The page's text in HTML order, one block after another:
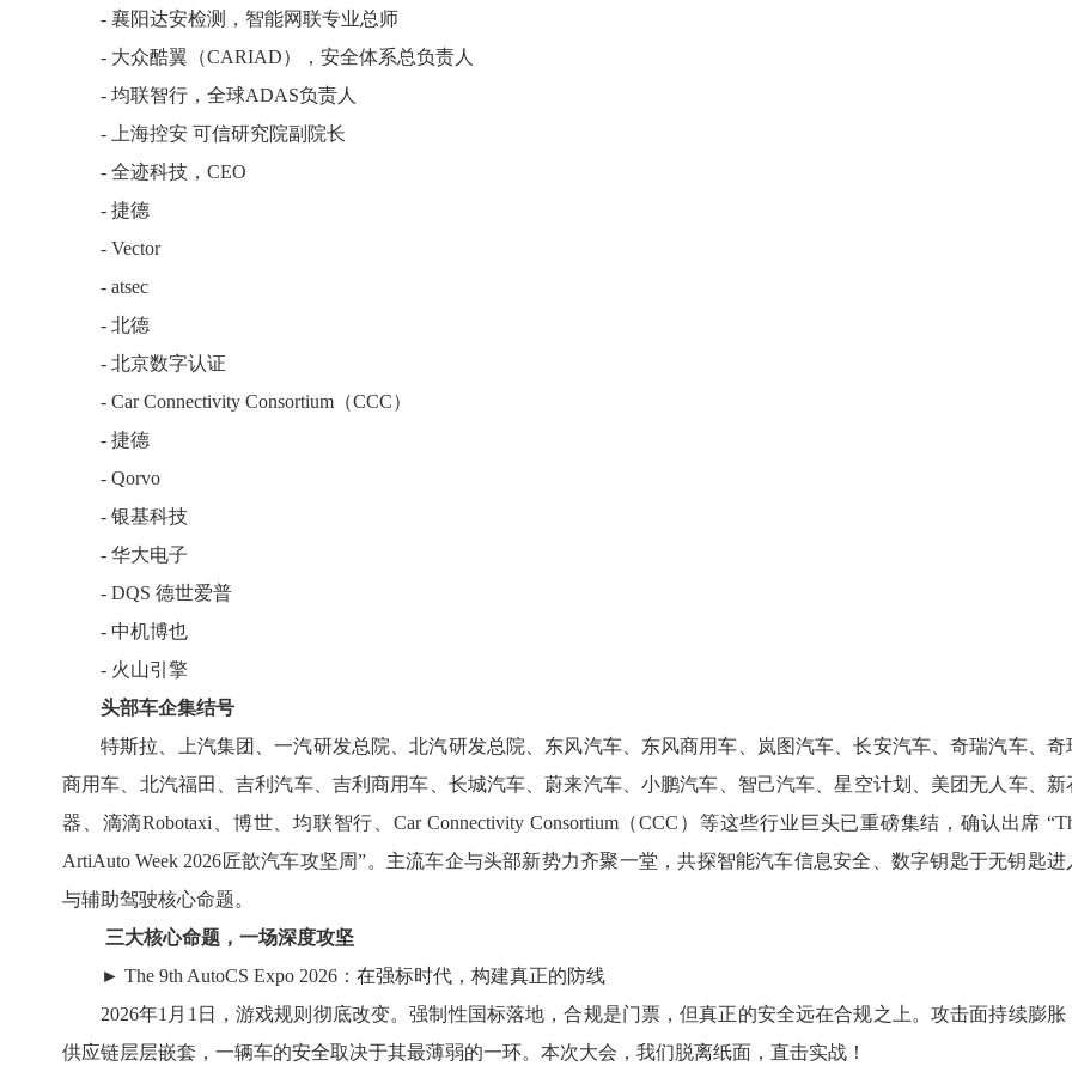
- 襄阳达安检测，智能网联专业总师
- 大众酷翼（CARIAD），安全体系总负责人
- 均联智行，全球ADAS负责人
- 上海控安 可信研究院副院长
- 全迹科技，CEO
- 捷德
- Vector
- atsec
- 北德
- 北京数字认证
- Car Connectivity Consortium（CCC）
- 捷德
- Qorvo
- 银基科技
- 华大电子
- DQS 德世爱普
- 中机博也
- 火山引擎
头部车企集结号
特斯拉、上汽集团、一汽研发总院、北汽研发总院、东风汽车、东风商用车、岚图汽车、长安汽车、奇瑞汽车、奇
商用车、北汽福田、吉利汽车、吉利商用车、长城汽车、蔚来汽车、小鹏汽车、智己汽车、星空计划、美团无人车、新
器、滴滴Robotaxi、博世、均联智行、Car Connectivity Consortium（CCC）等这些行业巨头已重磅集结，确认出席
ArtiAuto Week 2026匠歆汽车攻坚周”。主流车企与头部新势力齐聚一堂，共探智能汽车信息安全、数字钥匙于无钥匙进
与辅助驾驶核心命题。
三大核心命题，一场深度攻坚
► The 9th AutoCS Expo 2026：在强标时代，构建真正的防线
2026年1月1日，游戏规则彻底改变。强制性国标落地，合规是门票，但真正的安全远在合规之上。攻击面持续膨胀
供应链层层嵌套，一辆车的安全取决于其最薄弱的一环。本次大会，我们脱离纸面，直击实战！